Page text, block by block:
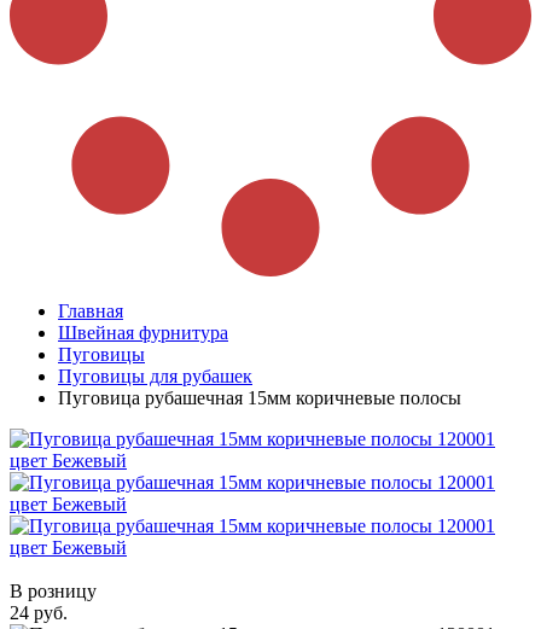
Главная
Швейная фурнитура
Пуговицы
Пуговицы для рубашек
Пуговица рубашечная 15мм коричневые полосы
В розницу
24 руб.